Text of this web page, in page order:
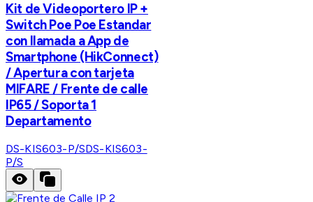
Kit de Videoportero IP +
Switch Poe Poe Estandar
con llamada a App de
Smartphone (HikConnect)
/ Apertura con tarjeta
MIFARE / Frente de calle
IP65 / Soporta 1
Departamento
DS-KIS603-P/SDS-KIS603-
P/S